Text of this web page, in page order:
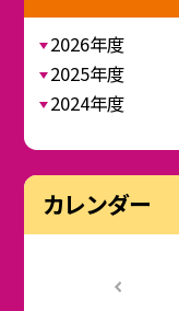
2026年度
2025年度
2024年度
カレンダー